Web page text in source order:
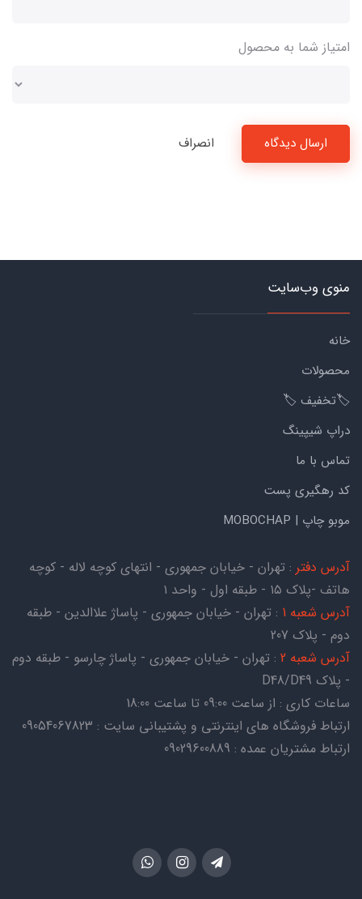
امتیاز شما به محصول
ارسال دیدگاه انصراف
منوی وب‌سایت
خانه
محصولات
🏷️تخفیف 🏷️
دراپ شیپینگ
تماس با ما
کد رهگیری پست
موبو چاپ | MOBOCHAP
آدرس دفتر : تهران - خیابان جمهوری - انتهای کوچه لاله - کوچه
هاتف -پلاک ۱۵ - طبقه اول - واحد ۱
آدرس شعبه 1
: تهران - خیابان جمهوری - پاساژ علاالدین - طبقه
دوم - پلاک 207
آدرس شعبه 2
: تهران - خیابان جمهوری - پاساژ چارسو - طبقه دوم
- پلاک D48/D49
ساعات کاری : از ساعت 09:00 تا ساعت 18:00
ارتباط فروشگاه های اینترنتی و پشتیبانی سایت : 09054067823
ارتباط مشتریان عمده : 09029600889